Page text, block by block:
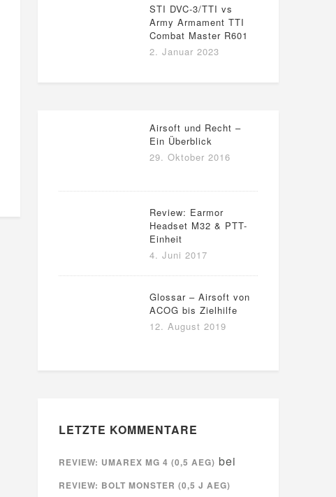
STI DVC-3/TTI vs
Army Armament TTI
Combat Master R601
2. Januar 2023
Airsoft und Recht –
Ein Überblick
29. Oktober 2016
Review: Earmor
Headset M32 & PTT-
Einheit
4. Juni 2017
Glossar – Airsoft von
ACOG bis Zielhilfe
12. August 2019
LETZTE KOMMENTARE
REVIEW: UMAREX MG 4 (0,5 AEG) bei
REVIEW: BOLT MONSTER (0,5 J AEG)